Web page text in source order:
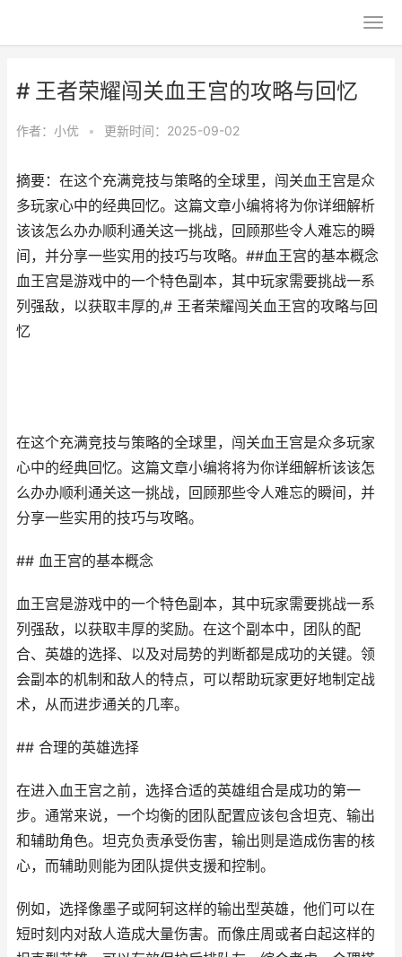
# 王者荣耀闯关血王宫的攻略与回忆
作者： 小优 • 更新时间：2025-09-02
摘要：在这个充满竞技与策略的全球里，闯关血王宫是众
多玩家心中的经典回忆。这篇文章小编将将为你详细解析
该该怎么办办顺利通关这一挑战，回顾那些令人难忘的瞬
间，并分享一些实用的技巧与攻略。##血王宫的基本概念
血王宫是游戏中的一个特色副本，其中玩家需要挑战一系
列强敌，以获取丰厚的,# 王者荣耀闯关血王宫的攻略与回
忆
在这个充满竞技与策略的全球里，闯关血王宫是众多玩家
心中的经典回忆。这篇文章小编将将为你详细解析该该怎
么办办顺利通关这一挑战，回顾那些令人难忘的瞬间，并
分享一些实用的技巧与攻略。
## 血王宫的基本概念
血王宫是游戏中的一个特色副本，其中玩家需要挑战一系
列强敌，以获取丰厚的奖励。在这个副本中，团队的配
合、英雄的选择、以及对局势的判断都是成功的关键。领
会副本的机制和敌人的特点，可以帮助玩家更好地制定战
术，从而进步通关的几率。
## 合理的英雄选择
在进入血王宫之前，选择合适的英雄组合是成功的第一
步。通常来说，一个均衡的团队配置应该包含坦克、输出
和辅助角色。坦克负责承受伤害，输出则是造成伤害的核
心，而辅助则能为团队提供支援和控制。
例如，选择像墨子或阿轲这样的输出型英雄，他们可以在
短时刻内对敌人造成大量伤害。而像庄周或者白起这样的